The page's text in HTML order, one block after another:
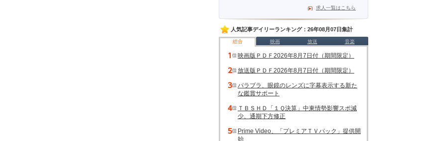
求人一覧はこちら
人気記事デイリーランキング：26年08月07日集計
総合 映画 放送 音楽
映画版ＰＤＦ2026年8月7日付（期間限定）
放送版ＰＤＦ2026年8月7日付（期間限定）
パラブラ、眼鏡のレンズに字幕表示する新た
な鑑賞サポート
ＴＢＳＨＤ「１Ｑ決算」中東情勢影響スポ減
少、通期下方修正
Prime Video、「プレミアＴＶパック」提供開
始